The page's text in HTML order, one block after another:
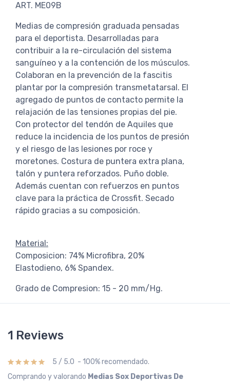
ART. ME09B
Medias de compresión graduada pensadas
para el deportista. Desarrolladas para
contribuir a la re-circulación del sistema
sanguíneo y a la contención de los músculos.
Colaboran en la prevención de la fascitis
plantar por la compresión transmetatarsal. El
agregado de puntos de contacto permite la
relajación de las tensiones propias del pie.
Con protector del tendón de Aquiles que
reduce la incidencia de los puntos de presión
y el riesgo de las lesiones por roce y
moretones. Costura de puntera extra plana,
talón y puntera reforzados. Puño doble.
Además cuentan con refuerzos en puntos
clave para la práctica de Crossfit. Secado
rápido gracias a su composición.
Material:
Composicion: 74% Microfibra, 20%
Elastodieno, 6% Spandex.
Grado de Compresion: 15 - 20 mm/Hg.
1 Reviews
5 / 5.0 - 100% recomendado.
Comprando y valorando Medias Sox Deportivas De